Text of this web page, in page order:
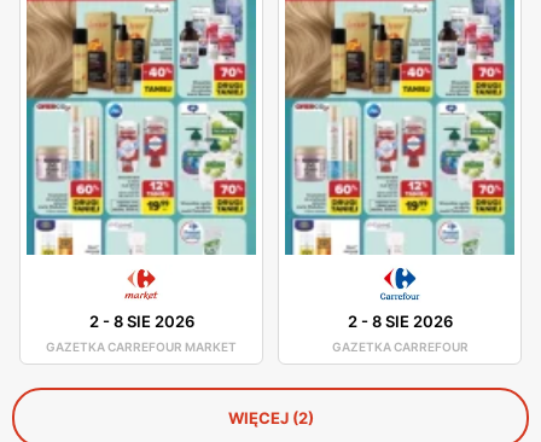
2-8 SIE 2026
GAZETKA CARREFOUR MARKET
2-8 SIE 2026
GAZETKA CARREFOUR
WIĘCEJ (2)